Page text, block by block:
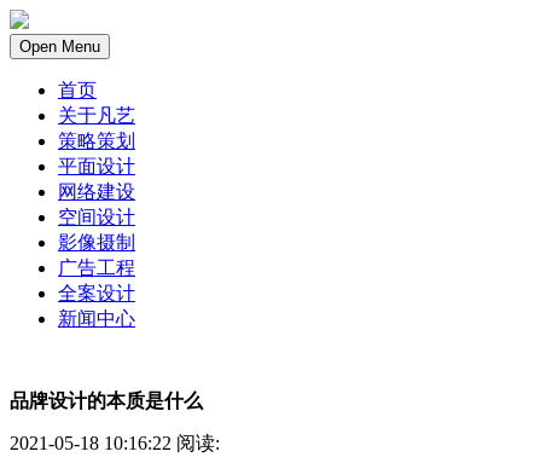
Open Menu
首页
关于凡艺
策略策划
平面设计
网络建设
空间设计
影像摄制
广告工程
全案设计
新闻中心
品牌设计的本质是什么
2021-05-18 10:16:22 阅读: